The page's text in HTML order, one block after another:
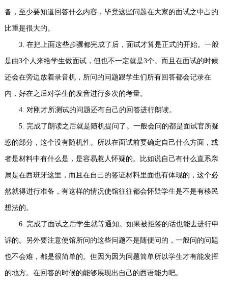
备，至少要知道回答什么内容，毕竟这些问题在大家的面试之中占的
比重是很大的。
3. 在把上面这些步骤都完成了后，面试才算是正式的开始。一般
是由3个人来给学生做面试，但也不一定就是3个。而且在面试的时候
还会在旁边放着录音机，所问的问题跟学生们所有回答都会记录在
内，好在之后对学生的发音进行多次的考量。
4. 对刚才所测试的问题还有自己的回答进行朗读。
5. 完成了朗读之后就是随机提问了。一般会问的都是面试官所疑
惑的部分，这个没有随机性。所以在面试前要确定自己什么方面，或
者是材料中有什么是，是容易惹人怀疑的。比如说自己有什么直系亲
属是在西班牙这里，而且在自己的签证材料里面也有体现的，这个必
然就得进行准备，有这样的情况使馆往往都会怀疑学生是不是有移民
想法的。
6. 完成了面试之后学生就等通知。如果被拒签的话也能去进行申
诉的。另外要注意使馆所问的这些问题不是随便问的，一般问的问题
也不会难，都是很简单的。但因为因为问题简单所以学生才有能发挥
的地方。在回答的时候的能够展现出自己的西语能力吧。